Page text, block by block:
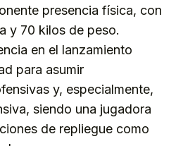
presencia física, con
y 70 kilos de peso.
en el lanzamiento
para asumir
y, especialmente,
siendo una jugadora
de repliegue como